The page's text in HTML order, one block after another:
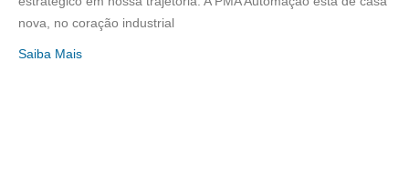
nova, no coração industrial
Saiba Mais